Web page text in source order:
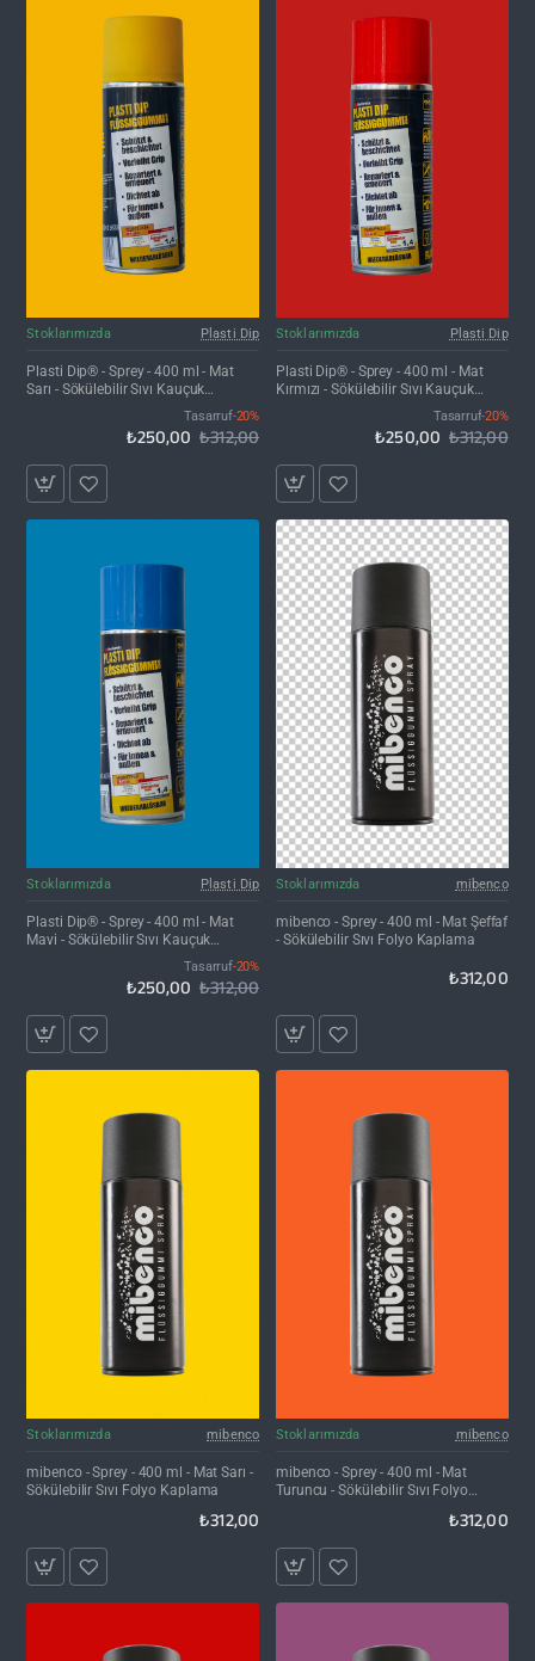
İNDIRIM'DE
Stoklarımızda Plasti Dip
Plasti Dip® - Sprey - 400 ml - Mat
Sarı - Sökülebilir Sıvı Kauçuk
Tasarruf-20%
₺250,00 ₺312,00
İNDIRIM'DE
Stoklarımızda Plasti Dip
Plasti Dip® - Sprey - 400 ml - Mat
Kırmızı - Sökülebilir Sıvı Kauçuk
Tasarruf-20%
₺250,00 ₺312,00
İNDIRIM'DE
Stoklarımızda Plasti Dip
Plasti Dip® - Sprey - 400 ml - Mat
Mavi - Sökülebilir Sıvı Kauçuk
Tasarruf-20%
₺250,00 ₺312,00
Stoklarımızda mibenco
mibenco - Sprey - 400 ml - Mat Şeffaf
- Sökülebilir Sıvı Folyo Kaplama
₺312,00
Stoklarımızda mibenco
mibenco - Sprey - 400 ml - Mat Sarı -
Sökülebilir Sıvı Folyo Kaplama
₺312,00
Stoklarımızda mibenco
mibenco - Sprey - 400 ml - Mat
Turuncu - Sökülebilir Sıvı Folyo
₺312,00